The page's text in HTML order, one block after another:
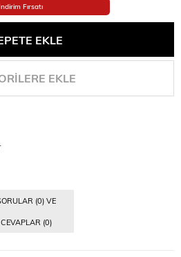
Fırsatı
EKLE
(0) VE
CEVAPLAR (0)